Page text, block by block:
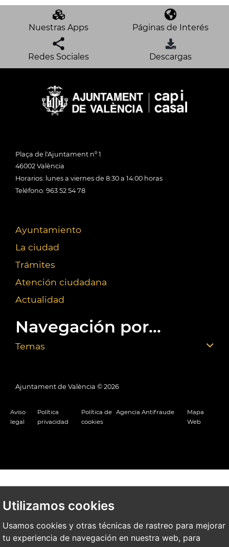
Utilizamos cookies
Usamos cookies y otras técnicas de rastreo para mejorar
tu experiencia de navegación en nuestra web, para
Nuestras Apps Páginas de Interés
Redes Sociales Descargas
Plaça de l'Ajuntament nº 1
46002 València
Horarios: lunes a viernes de 8:30 a 14:00 horas
Teléfono: 963 52 54 78
Ayuntamiento
La ciudad
Trámites
Atención ciudadana
Actualidad
Navegación por...
Temas
Ajuntament de València © 2026
Aviso
legal
Política
privacidad
Política de
cookies
Agencia Antifraude
Mapa
Web